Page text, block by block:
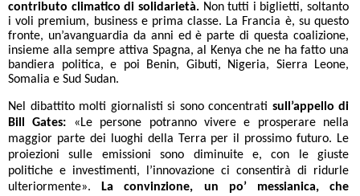
contributo climatico di solidarietà.Non tutti i biglietti, soltanto
i voli premium, business e prima classe. La Francia è, su questo
fronte, un’avanguardia da anni ed è parte di questa coalizione,
insieme alla sempre attiva Spagna, al Kenya che ne ha fatto una
bandiera politica, e poi Benin, Gibuti, Nigeria, Sierra Leone,
Somalia e Sud Sudan.
Nel dibattito molti giornalisti si sono concentrati sull’appello di
Bill Gates: «Le persone potranno vivere e prosperare nella
maggior parte dei luoghi della Terra per il prossimo futuro. Le
proiezioni sulle emissioni sono diminuite e, con le giuste
politiche e investimenti, l’innovazione ci consentirà di ridurle
ulteriormente».
La convinzione, un po’ messianica, che